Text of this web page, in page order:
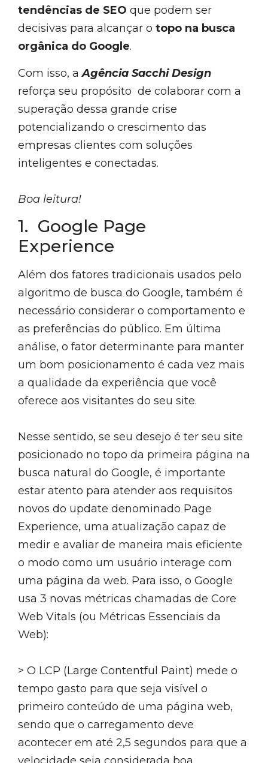
tendências de SEO que podem ser
decisivas para alcançar o topo na busca
orgânica do Google.
Com isso, aAgência Sacchi Design
reforça seu propósito de colaborar com a
superação dessa grande crise
potencializando o crescimento das
empresas clientes com soluções
inteligentes e conectadas.
Boa leitura!
1. Google Page
Experience
Além dos fatores tradicionais usados pelo
algoritmo de busca do Google, também é
necessário considerar o comportamento e
as preferências do público. Em última
análise, o fator determinante para manter
um bom posicionamento é cada vez mais
a qualidade da experiência que você
oferece aos visitantes do seu site.
Nesse sentido, se seu desejo é ter seu site
posicionado no topo da primeira página na
busca natural do Google, é importante
estar atento para atender aos requisitos
novos do update denominado Page
Experience, uma atualização capaz de
medir e avaliar de maneira mais eficiente
o modo como um usuário interage com
uma página da web. Para isso, o Google
usa 3 novas métricas chamadas de Core
Web Vitals (ou Métricas Essenciais da
Web):
> O LCP (Large Contentful Paint) mede o
tempo gasto para que seja visível o
primeiro conteúdo de uma página web,
sendo que o carregamento deve
acontecer em até 2,5 segundos para que a